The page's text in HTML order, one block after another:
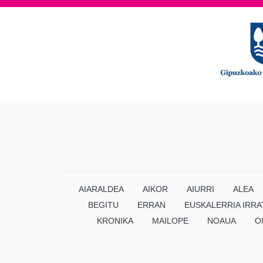
AIARALDEA AIKOR AIURRI ALEA
BEGITU
ERRAN EUSKALERRIA
KRONIKA
MAILOPE NOAUA